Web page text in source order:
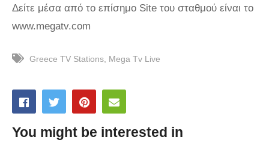
Δείτε μέσα από το επίσημο Site του σταθμού είναι το
www.megatv.com
Greece TV Stations Mega Tv Live
You might be interested in